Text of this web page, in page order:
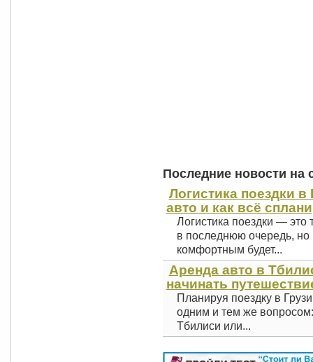
Последние новости на
Логистика поездки
авто и как всё
Логистика поездки —
в последнюю очередь, но
комфортным будет...
Аренда авто в
начинать
Планируя поездку в
одним и тем же
Тбилиси или...